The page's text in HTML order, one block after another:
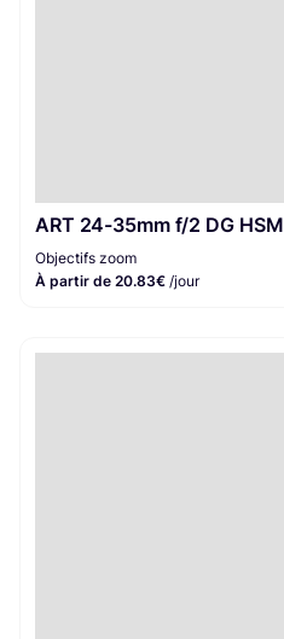
ART 24-35mm f/2 DG HSM
Objectifs zoom
À partir de 20.83€ /jour